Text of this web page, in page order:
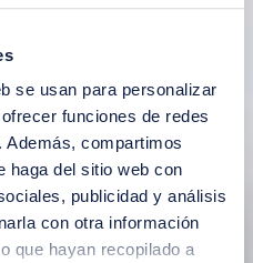
se usan para personalizar
funciones de redes
compartimos
haga del sitio web con
publicidad y análisis
con otra información
que hayan recopilado a